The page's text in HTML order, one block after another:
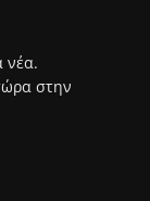
νέα.
στην